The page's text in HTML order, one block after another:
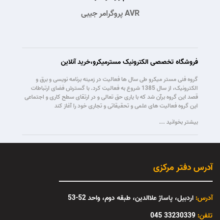
پروگرامر جیبی AVR
فروشگاه تخصصی الکترونیک مسترمیکرو،خرید آنلاین
گروه فنی مستر میکرو طی سال ها فعالیت در زمینه برنامه نویسی و برق و
الکترونیک، از سال 1385 شروع به فعالیت کرد. با گسترش فضای ارتباطات
قصد این گروه برآن شد که با یاری حق تعالی و در ارتقای سطح کاری و اجتماعی
این گروه فعالیت های علمی و تحقیقاتی و تجاری خود را آغاز کند
بیشتر بخوانید ...
آدرس دفتر مرکزی
آدرس: اردبیل، پاساژ علاالدین، طبقه دوم، واحد 52-53
تلفن: 33230339 045